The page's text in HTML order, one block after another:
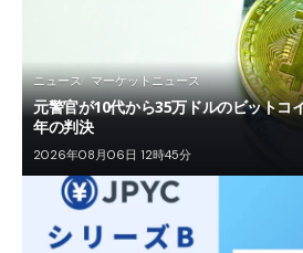
ニュース マーケットニュース
元警官が10代から35万ドルのビットコ
年の判決
2026年08月06日 12時45分